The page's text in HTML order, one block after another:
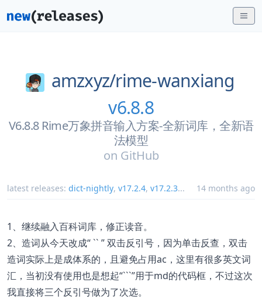
amzxyz/rime-wanxiang
v6.8.8
V6.8.8 Rime万象拼音输入方案-全新词库，全新语
法模型
on GitHub
latest releases: dict-nightly, v17.2.4, v17.2.3... 14 months ago
1、继续融入百科词库，修正读音。
2、造词从今天改成“ `` ” 双击反引号，因为单击反查，双击
造词实际上是成体系的，且避免占用ac，这里有很多英文词
汇，当初没有使用也是想起“```”用于md的代码框，不过这次
我直接将三个反引号做为了次选。